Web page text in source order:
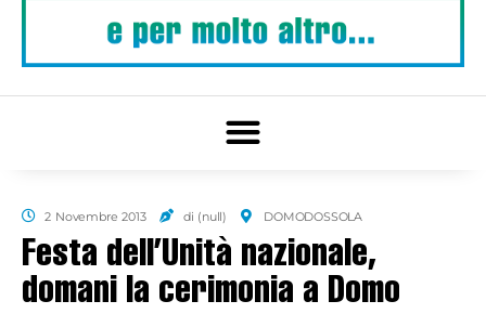
2 Novembre 2013 di (null) DOMODOSSOLA
Festa dell’Unità nazionale,
domani la cerimonia a Domo